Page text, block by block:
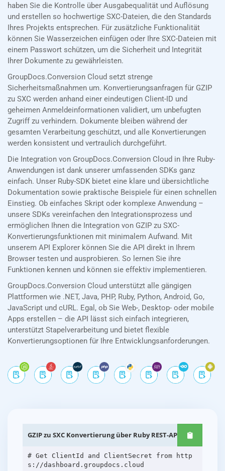
haben Sie die Kontrolle über Ausgabequalität und Auflösung
und erstellen so hochwertige SXC-Dateien, die den Standards
Ihres Projekts entsprechen. Für zusätzliche Funktionalität
können Sie Wasserzeichen einfügen oder Ihre SXC-Dateien mit
einem Passwort schützen, um die Sicherheit und Integrität
Ihrer Dokumente zu gewährleisten.
GroupDocs.Conversion Cloud setzt strenge
Sicherheitsmaßnahmen um. Konvertierungsanfragen für GZIP
zu SXC werden anhand einer eindeutigen Client-ID und
geheimen Anmeldeinformationen validiert, um unbefugten
Zugriff zu verhindern. Dokumente bleiben während der
gesamten Verarbeitung geschützt, und alle Konvertierungen
werden konsistent und vertraulich durchgeführt.
Die Integration von GroupDocs.Conversion Cloud in Ihre Ruby-
Anwendungen ist dank unserer umfassenden SDKs ganz
einfach. Unser Ruby-SDK bietet eine klare und übersichtliche
Dokumentation sowie praktische Beispiele für einen schnellen
Einstieg. Ob einfaches Skript oder komplexe Anwendung –
unsere SDKs vereinfachen den Integrationsprozess und
ermöglichen Ihnen die Integration von GZIP zu SXC-
Konvertierungsfunktionen mit minimalem Aufwand. Mit
unserem API Explorer können Sie die API direkt in Ihrem
Browser testen und ausprobieren. So lernen Sie ihre
Funktionen kennen und können sie effektiv implementieren.
GroupDocs.Conversion Cloud unterstützt alle gängigen
Plattformen wie .NET, Java, PHP, Ruby, Python, Android, Go,
JavaScript und cURL. Egal, ob Sie Web-, Desktop- oder mobile
Apps erstellen – die API lässt sich einfach integrieren,
unterstützt Stapelverarbeitung und bietet flexible
Konvertierungsoptionen für Ihre Entwicklungsanforderungen.
GZIP zu SXC Konvertierung über Ruby REST-APIs
# Get ClientId and ClientSecret from http
s://dashboard.groupdocs.cloud